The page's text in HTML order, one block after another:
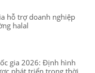
hỗ trợ doanh nghiệp
halal
gia 2026: Định hình